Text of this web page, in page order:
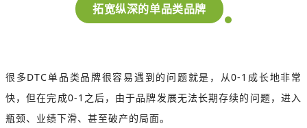
拓宽纵深的单品类品牌
很多DTC单品类品牌很容易遇到的问题就是，从0-1成长地非常
快，但在完成0-1之后，由于品牌发展无法长期存续的问题，进入
瓶颈、业绩下滑、甚至破产的局面。